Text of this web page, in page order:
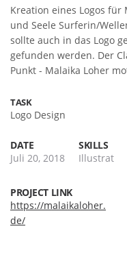
Kreation eines Logos für
und Seele Surferin/
sollte auch in das Logo
gefunden werden. Der
Punkt - Malaika Loher
TASK
Logo Design
DATE
Juli 20, 2018
SKILLS
Illustrat
PROJECT LINK
https://malaikaloher.
de/